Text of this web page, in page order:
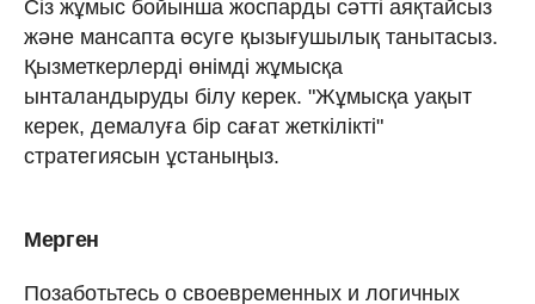
Сіз жұмыс бойынша жоспарды сәтті аяқтайсыз
және мансапта өсуге қызығушылық танытасыз.
Қызметкерлерді өнімді жұмысқа
ынталандыруды білу керек. "Жұмысқа уақыт
керек, демалуға бір сағат жеткілікті"
стратегиясын ұстаныңыз.
Мерген
Позаботьтесь о своевременных и логичных